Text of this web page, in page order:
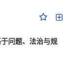
问题、法治与规